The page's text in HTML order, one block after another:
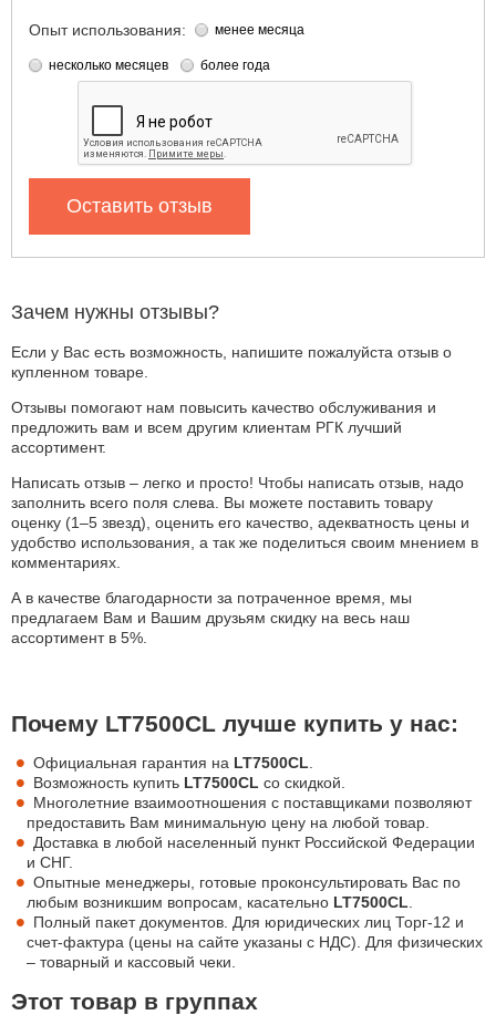
Опыт использования: менее месяца
несколько месяцев более года
Оставить отзыв
Зачем нужны отзывы?
Если у Вас есть возможность, напишите пожалуйста отзыв о
купленном товаре.
Отзывы помогают нам повысить качество обслуживания и
предложить вам и всем другим клиентам РГК лучший
ассортимент.
Написать отзыв – легко и просто! Чтобы написать отзыв, надо
заполнить всего поля слева. Вы можете поставить товару
оценку (1–5 звезд), оценить его качество, адекватность цены и
удобство использования, а так же поделиться своим мнением в
комментариях.
А в качестве благодарности за потраченное время, мы
предлагаем Вам и Вашим друзьям скидку на весь наш
ассортимент в 5%.
Почему LT7500CL лучше купить у нас:
Официальная гарантия на LT7500CL
Возможность купить LT7500CL со скидкой.
Многолетние взаимоотношения с поставщиками позволяют
предоставить Вам минимальную цену на любой товар.
Доставка в любой населенный пункт Российской Федерации
и СНГ.
Опытные менеджеры, готовые проконсультировать Вас по
любым возникшим вопросам, касательно LT7500CL
Полный пакет документов. Для юридических лиц Торг-12 и
счет-фактура (цены на сайте указаны с НДС). Для физических
– товарный и кассовый чеки.
Этот товар в группах